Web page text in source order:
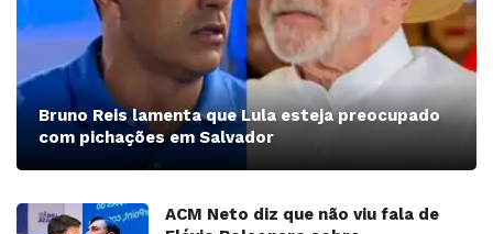
Bruno Reis lamenta que Lula esteja preocupado
com pichações em Salvador
ACM Neto diz que não viu fala de